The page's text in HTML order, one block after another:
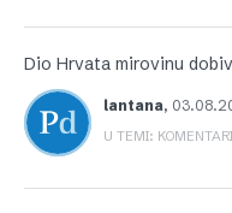
Dio Hrvata mirovinu
lantana,
U TEMI: